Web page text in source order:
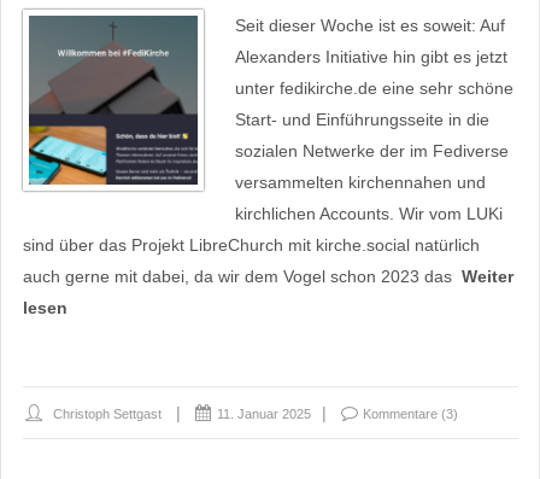
Seit dieser Woche ist es soweit: Auf
Alexanders Initiative hin gibt es jetzt
unter fedikirche.de eine sehr schöne
Start- und Einführungsseite in die
sozialen Netwerke der im Fediverse
versammelten kirchennahen und
kirchlichen Accounts. Wir vom LUKi
sind über das Projekt LibreChurch mit kirche.social natürlich
auch gerne mit dabei, da wir dem Vogel schon 2023 das Weiter
lesen
Christoph Settgast 11. Januar 2025 Kommentare (3)